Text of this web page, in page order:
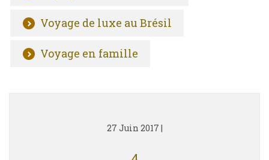
Voyage de luxe au Brésil
Voyage en famille
27 Juin 2017 |